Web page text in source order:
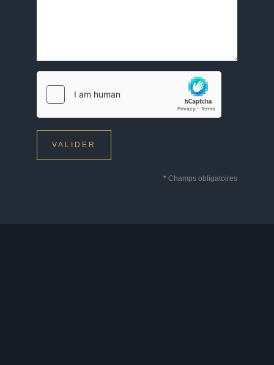
VALIDER
* Champs obligatoires